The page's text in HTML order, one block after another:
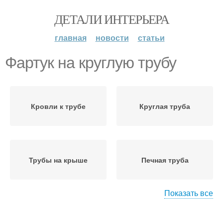
ДЕТАЛИ ИНТЕРЬЕРА
главная новости статьи
Фартук на круглую трубу
Кровли к трубе Круглая труба
Трубы на крыше Печная труба
Показать все